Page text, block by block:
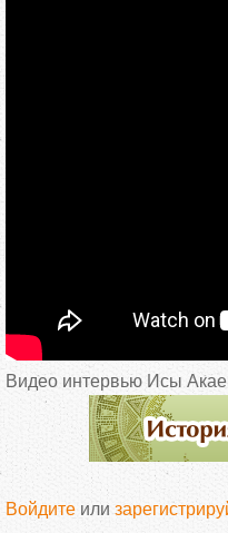
Видео интервью Исы
Войдите или